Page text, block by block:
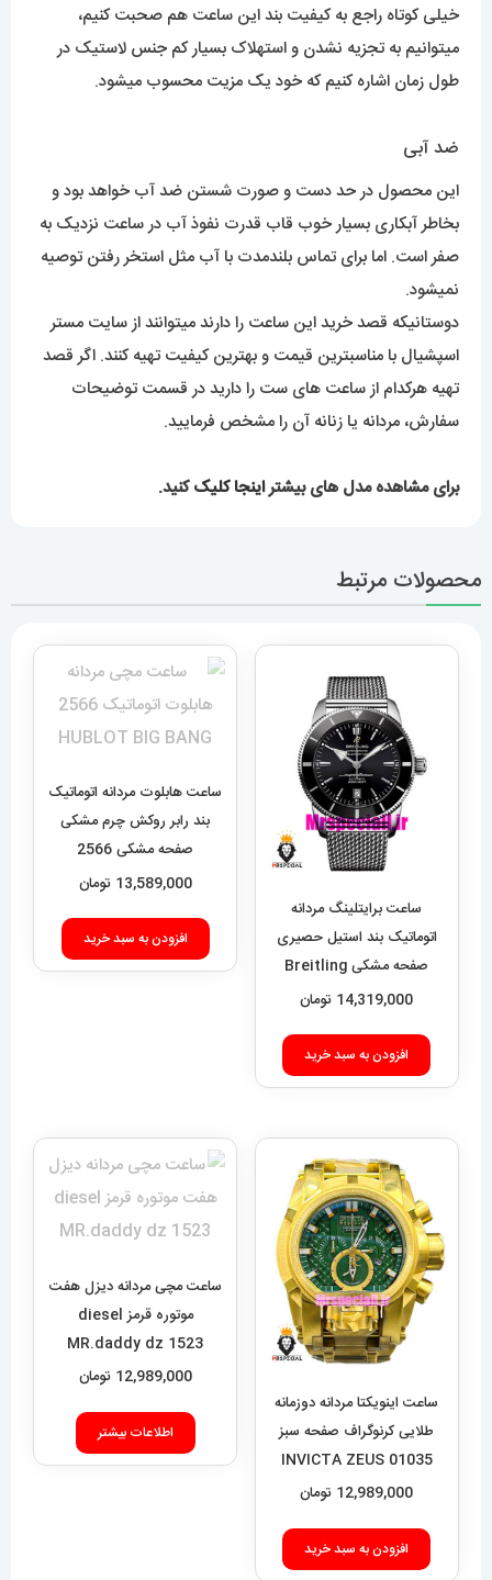
خیلی کوتاه راجع به کیفیت بند این ساعت هم صحبت کنیم،
میتوانیم به تجزیه نشدن و استهلاک بسیار کم جنس لاستیک در
طول زمان اشاره کنیم که خود یک مزیت محسوب میشود.
ضد آبی
این محصول در حد دست و صورت شستن ضد آب خواهد بود و
بخاطر آبکاری بسیار خوب قاب قدرت نفوذ آب در ساعت نزدیک به
صفر است. اما برای تماس بلندمدت با آب مثل استخر رفتن توصیه
نمیشود.
دوستانیکه قصد خرید این ساعت را دارند میتوانند از سایت مستر
اسپشیال با مناسبترین قیمت و بهترین کیفیت تهیه کنند. اگر قصد
تهیه هرکدام از ساعت های ست را دارید در قسمت توضیحات
سفارش، مردانه یا زنانه آن را مشخص فرمایید.
برای مشاهده مدل های بیشتراینجا کلیککنید.
محصولات مرتبط
ساعت برایتلینگ مردانه
اتوماتیک بند استیل حصیری
صفحه مشکی Breitling
Super Ocean 020955
14,319,000 تومان
افزودن به سبد خرید
ساعت هابلوت مردانه اتوماتیک
بند رابر روکش چرم مشکی
صفحه مشکی 2566
HUBLOT BIG BANG
13,589,000 تومان
افزودن به سبد خرید
ساعت اینویکتا مردانه دوزمانه
طلایی کرنوگراف صفحه سبز
01035 INVICTA ZEUS
12,989,000 تومان
افزودن به سبد خرید
ساعت مچی مردانه دیزل هفت
موتوره قرمز diesel
MR.daddy dz 1523
12,989,000 تومان
اطلاعات بیشتر